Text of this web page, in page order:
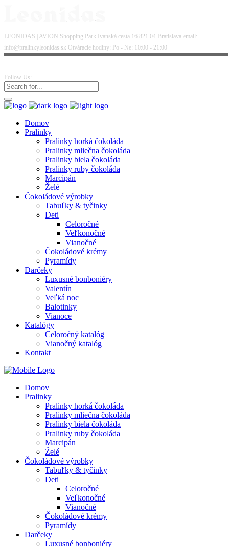
LEONIDAS | AVION Shopping Park Ivanská cesta 16 821 04 Bratislava email:
info@pralinkyleonidas.sk Otváracie hodiny: Po - Ne: 10:00 - 21:00
Follow Us:
Domov
Pralinky
Pralinky horká čokoláda
Pralinky mliečna čokoláda
Pralinky biela čokoláda
Pralinky ruby čokoláda
Marcipán
Želé
Čokoládové výrobky
Tabuľky & tyčinky
Deti
Celoročné
Veľkonočné
Vianočné
Čokoládové krémy
Pyramídy
Darčeky
Luxusné bonboniéry
Valentín
Veľká noc
Balotinky
Vianoce
Katalógy
Celoročný katalóg
Vianočný katalóg
Kontakt
Domov
Pralinky
Pralinky horká čokoláda
Pralinky mliečna čokoláda
Pralinky biela čokoláda
Pralinky ruby čokoláda
Marcipán
Želé
Čokoládové výrobky
Tabuľky & tyčinky
Deti
Celoročné
Veľkonočné
Vianočné
Čokoládové krémy
Pyramídy
Darčeky
Luxusné bonboniéry